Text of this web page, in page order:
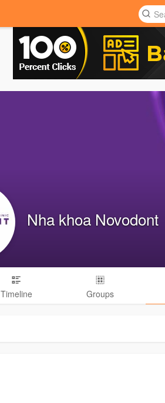
Nha khoa Novodont
Timeline Groups